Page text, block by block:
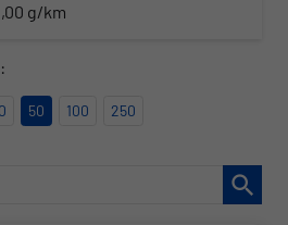
g/km
50 100 250